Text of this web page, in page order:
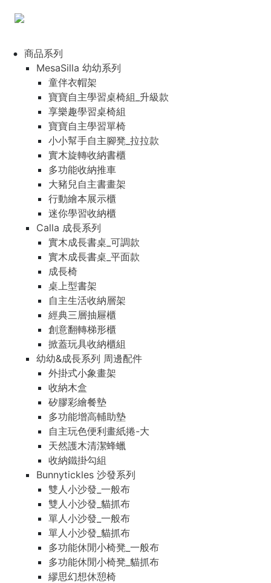
商品系列
MesaSilla 幼幼系列
童伴衣帽架
寶寶自主學習桌椅組_升級款
享樂趣學習桌椅組
寶寶自主學習單椅
小小幫手自主腳凳_拉拉款
實木旋轉收納書櫃
多功能收納推車
大豬兒自主書畫架
行動繪本展示櫃
迷你學習收納櫃
Calla 成長系列
實木成長書桌_可調款
實木成長書桌_平面款
成長椅
桌上型書架
自主生活收納層架
經典三層抽屜櫃
創意翻轉梯形櫃
掀蓋玩具收納櫃組
幼幼&成長系列 周邊配件
外掛式小象畫架
收納木盒
矽膠彩繪餐墊
多功能增高輔助墊
自主玩色便利畫紙捲-大
天然護木清潔蜂蠟
收納鐵掛勾組
Bunnytickles 沙發系列
雙人小沙發_一般布
雙人小沙發_貓抓布
單人小沙發_一般布
單人小沙發_貓抓布
多功能休閒小椅凳_一般布
多功能休閒小椅凳_貓抓布
繆思幻想休憩椅